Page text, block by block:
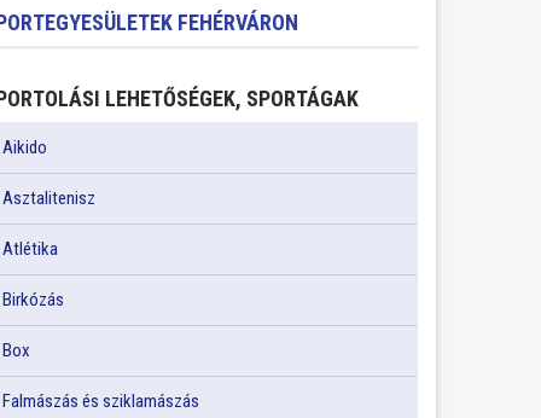
FEHÉRVÁRON
LEHETŐSÉGEK, SPORTÁGAK
Aikido
Asztalitenisz
Atlétika
Birkózás
Box
Falmászás és sziklamászás